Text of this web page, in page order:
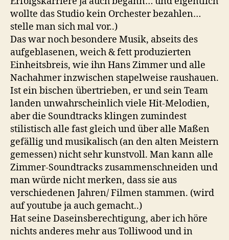
wollte das Studio kein Orchester bezahlen…
stelle man sich mal vor..)
Das war noch besondere Musik, abseits des
aufgeblasenen, weich & fett produzierten
Einheitsbreis, wie ihn Hans Zimmer und alle
Nachahmer inzwischen stapelweise raushauen.
Ist ein bischen übertrieben, er und sein Team
landen unwahrscheinlich viele Hit-Melodien,
aber die Soundtracks klingen zumindest
stilistisch alle fast gleich und über alle Maßen
gefällig und musikalisch (an den alten Meistern
gemessen) nicht sehr kunstvoll. Man kann alle
Zimmer-Soundtracks zusammenschneiden und
man würde nicht merken, dass sie aus
verschiedenen Jahren/ Filmen stammen. (wird
auf youtube ja auch gemacht..)
Hat seine Daseinsberechtigung, aber ich höre
nichts anderes mehr aus Tolliwood und in